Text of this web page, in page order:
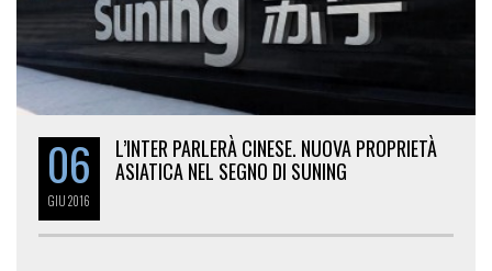
06
GIU2016
L’INTER PARLERÀ CINESE. NUOVA PROPRIETÀ
ASIATICA NEL SEGNO DI SUNING